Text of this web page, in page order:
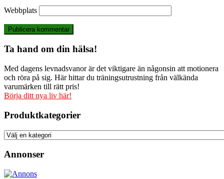
Webbplats
Ta hand om din hälsa!
Med dagens levnadsvanor är det viktigare än någonsin att motionera
och röra på sig. Här hittar du träningsutrustning från välkända
varumärken till rätt pris!
Börja ditt nya liv här!
Produktkategorier
Annonser